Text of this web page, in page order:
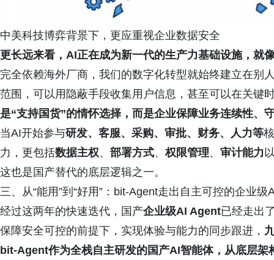
中美科技博弈背景下，更应重视企业数据安全
更长远来看，AI正在成为新一代的生产力基础设施，就
完全依赖海外厂商，我们的数字化转型就始终建立在别
范围，可以用隐蔽手段收集用户信息，甚至可以在关键
是“支持国货”的情怀选择，而是企业保障业务连续性、
当AI开始参与研发、客服、采购、审批、财务、人力等
力，更包括数据主权、 部署方式、权限管理、 审计能力
这也是国产替代的底层逻辑之一。
三、从“能用”到“好用”：bit-Agent走出自主可控的企业级
经过这两年的快速迭代，国产企业级AI Agent已经走出
保障安全可控的前提下，实现体验与能力的同步跟进，
bit-Agent作为全栈自主研发的国产AI智能体，从底层